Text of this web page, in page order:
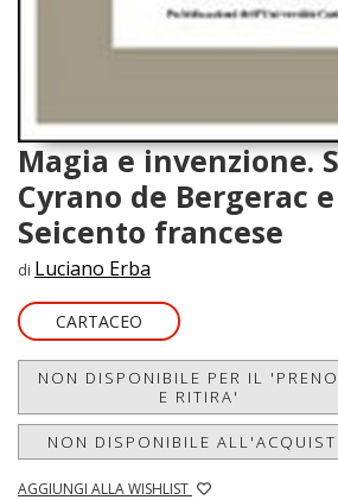
Magia e invenzione.
Cyrano de Bergerac
Seicento francese
di Luciano Erba
CARTACEO
NON DISPONIBILE PER IL
E RITIRA'
NON DISPONIBILE
AGGIUNGI ALLA WISHLIST